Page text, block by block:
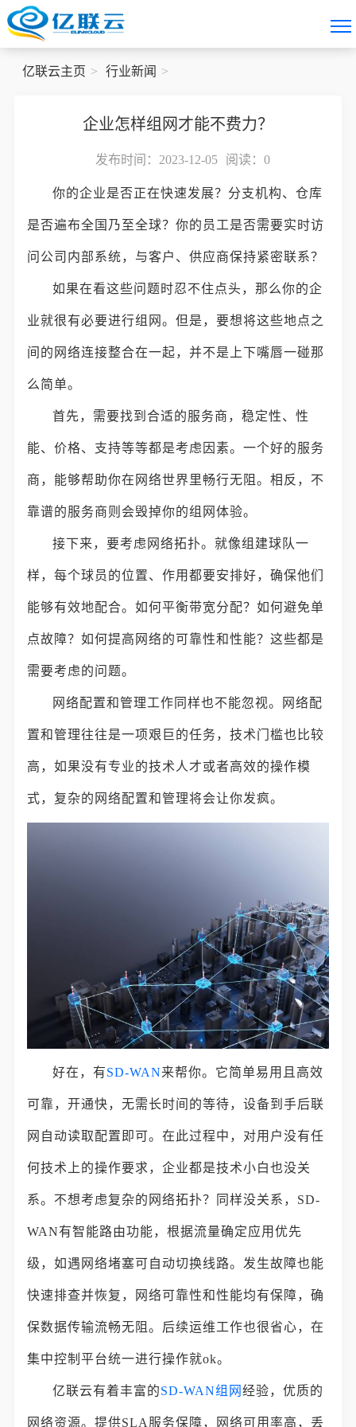
亿联云主页 行业新闻
企业怎样组网才能不费力？
发布时间：2023-12-05 阅读： 0
你的企业是否正在快速发展？分支机构、仓库
是否遍布全国乃至全球？你的员工是否需要实时访
问公司内部系统，与客户、供应商保持紧密联系？
如果在看这些问题时忍不住点头，那么你的企
业就很有必要进行组网。但是，要想将这些地点之
间的网络连接整合在一起，并不是上下嘴唇一碰那
么简单。
首先，需要找到合适的服务商，稳定性、性
能、价格、支持等等都是考虑因素。一个好的服务
商，能够帮助你在网络世界里畅行无阻。相反，不
靠谱的服务商则会毁掉你的组网体验。
接下来，要考虑网络拓扑。就像组建球队一
样，每个球员的位置、作用都要安排好，确保他们
能够有效地配合。如何平衡带宽分配？如何避免单
点故障？如何提高网络的可靠性和性能？这些都是
需要考虑的问题。
网络配置和管理工作同样也不能忽视。网络配
置和管理往往是一项艰巨的任务，技术门槛也比较
高，如果没有专业的技术人才或者高效的操作模
式，复杂的网络配置和管理将会让你发疯。
好在，有SD-WAN来帮你。它简单易用且高效
可靠，开通快，无需长时间的等待，设备到手后联
网自动读取配置即可。在此过程中，对用户没有任
何技术上的操作要求，企业都是技术小白也没关
系。不想考虑复杂的网络拓扑？同样没关系，SD-
WAN有智能路由功能，根据流量确定应用优先
级，如遇网络堵塞可自动切换线路。发生故障也能
快速排查并恢复，网络可靠性和性能均有保障，确
保数据传输流畅无阻。后续运维工作也很省心，在
集中控制平台统一进行操作就ok。
亿联云有着丰富的SD-WAN组网经验，优质的
网络资源。提供SLA服务保障，网络可用率高，丢